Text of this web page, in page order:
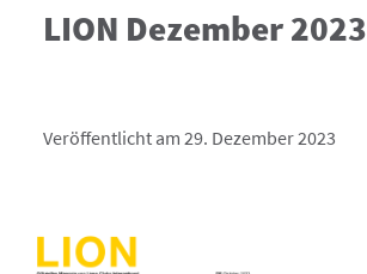
LION Dezember 2023
Veröffentlicht am 29. Dezember 2023